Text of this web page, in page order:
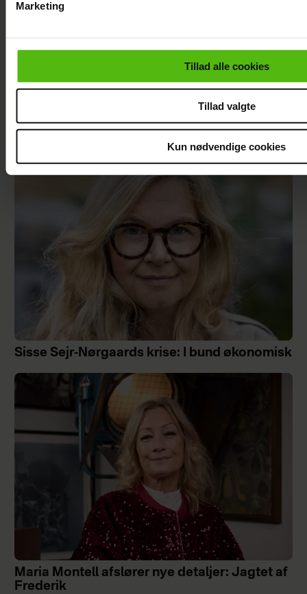
cookiepolitik.
Marketing
Tillad alle cookies
Tillad valgte
Kun nødvendige cookies
Nikolaj Lie Kaas rørt og taknemmelig: "Det
betyder noget helt særligt"
Sisse Sejr-Nørgaards krise: I bund økonomisk
Maria Montell afslører nye detaljer: Jagtet af
Frederik